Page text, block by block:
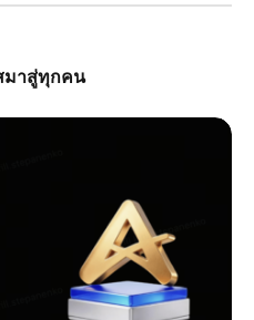
มาสู่ทุกคน